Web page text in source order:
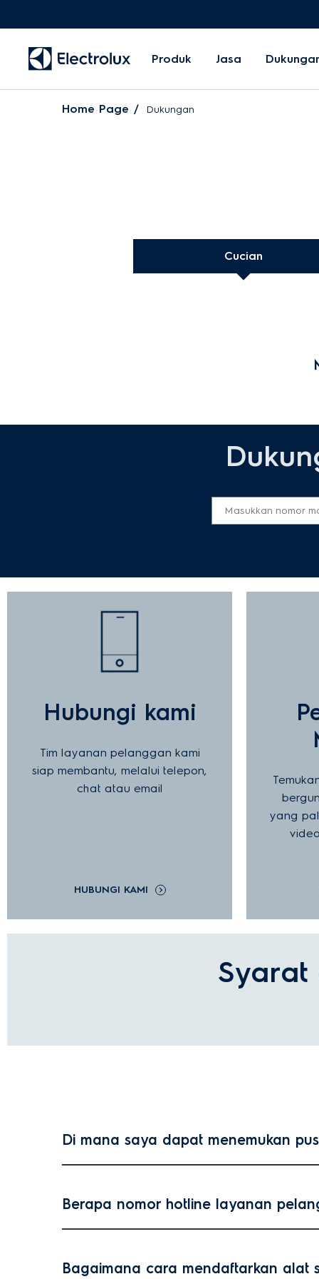
Produk Jasa
Home Page Dukungan
Cucian
&
Hubungi kami
Tim layanan pelanggan kami
siap membantu, melalui telepon,
chat atau email
HUBUNGI KAMI
yang
Syarat
Di mana saya dapat menemukan
Berapa nomor hotline layanan
Bagaimana cara mendaftarkan alat